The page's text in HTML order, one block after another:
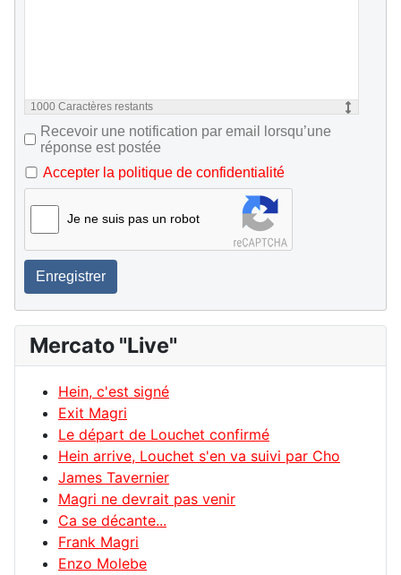
1000 Caractères restants
Recevoir une notification par email lorsqu’une
réponse est postée
Accepter la politique de confidentialité
Je ne suis pas un robot
Enregistrer
Mercato "Live"
Hein, c'est signé
Exit Magri
Le départ de Louchet confirmé
Hein arrive, Louchet s'en va suivi par Cho
James Tavernier
Magri ne devrait pas venir
Ca se décante...
Frank Magri
Enzo Molebe